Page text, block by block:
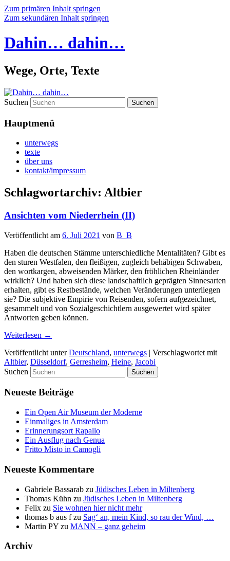
Zum primären Inhalt springen
Zum sekundären Inhalt springen
Dahin… dahin…
Wege, Orte, Texte
Suchen
Hauptmenü
unterwegs
texte
über uns
kontakt/impressum
Schlagwortarchiv: Altbier
Ansichten vom Niederrhein (II)
Veröffentlicht am 6. Juli 2021 von B_B
Haben die deutschen Stämme unterschiedliche Mentalitäten? Gibt es
den sturen Westfalen, den fleißigen, zugleich behäbigen Schwaben,
den wortkargen, abweisenden Märker, den fröhlichen Rheinländer
wirklich? Und haben sich diese landschaftlich geprägten Sinnesarten
erhalten, gibt es Restbestände, welchen Veränderungen unterliegen
sie? Die subjektive Empirie von Reisenden, sofern aufgezeichnet,
gesammelt und von Sozialgeschichtlern ausgewertet wird später
Antworten geben können.
Weiterlesen →
Veröffentlicht unter Deutschland, unterwegs | Verschlagwortet mit
Altbier, Düsseldorf, Gerresheim, Heine, Jacobi
Suchen
Neueste Beiträge
Ein Open Air Museum der Moderne
Einmaliges in Amsterdam
Erinnerungsort Rapallo
Ein Ausflug nach Genua
Fritto Misto in Camogli
Neueste Kommentare
Gabriele Bassarab zu Jüdisches Leben in Miltenberg
Thomas Kühn zu Jüdisches Leben in Miltenberg
Felix zu Sie wohnen hier nicht mehr
thomas b aus fzu Sag‘ an, mein Kind, so rau der Wind, …
Martin PY zu MANN – ganz geheim
Archiv